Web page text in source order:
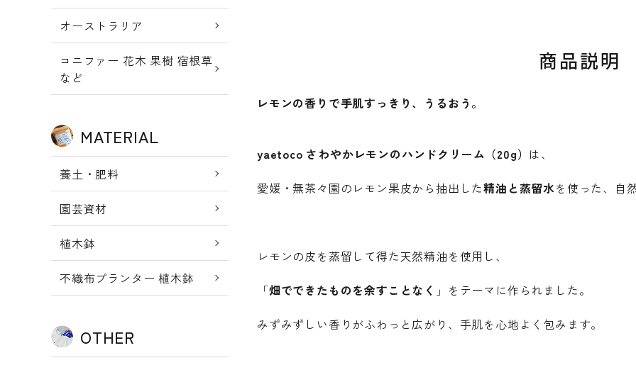
オーストラリア
コニファー 花木 果樹 宿根草
など
MATERIAL
養土・肥料
園芸資材
植木鉢
不織布プランター 植木鉢
OTHER
商品説明
レモンの香りで手肌すっきり、うるおう。
yaetoco さわやかレモンのハンドクリーム（20g） は、
愛媛・無茶々園のレモン果皮から抽出した精油と蒸留水を使った、自
レモンの皮を蒸留して得た天然精油を使用し、
「畑でできたものを余すことなく 」をテーマに作られました。
みずみずしい香りがふわっと広がり、手肌を心地よく包みます。